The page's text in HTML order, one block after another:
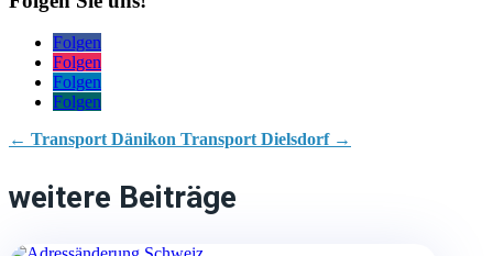
Folgen
Folgen
Folgen
Folgen
← Transport Dänikon Transport Dielsdorf→
weitere Beiträge